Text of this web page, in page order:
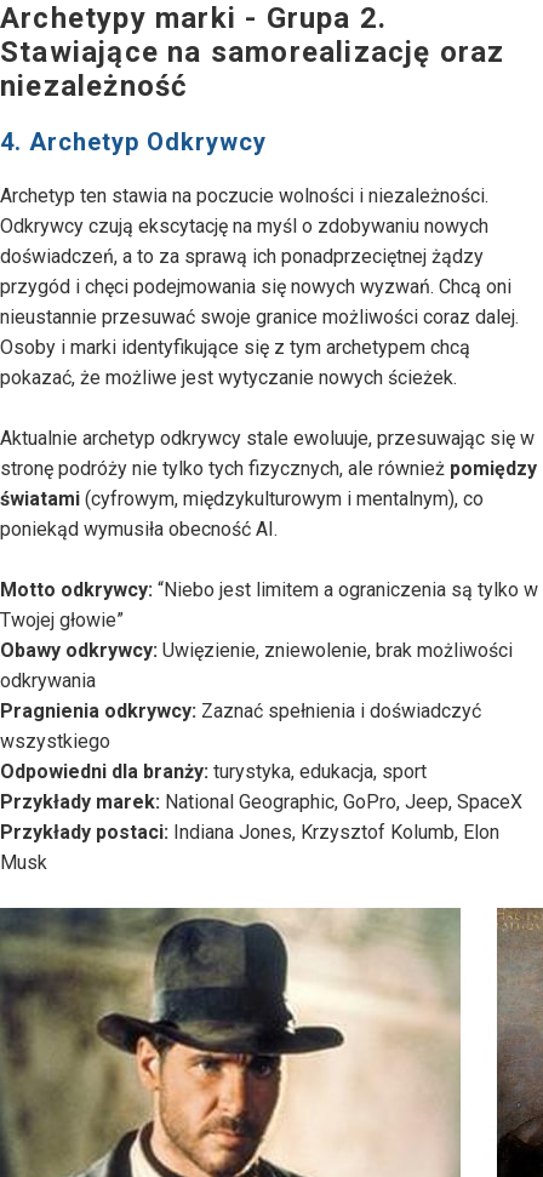
Archetypy marki - Grupa 2.
Stawiające na samorealizację oraz
niezależność
4. Archetyp Odkrywcy
Archetyp ten stawia na poczucie wolności i niezależności.
Odkrywcy czują ekscytację na myśl o zdobywaniu nowych
doświadczeń, a to za sprawą ich ponadprzeciętnej żądzy
przygód i chęci podejmowania się nowych wyzwań. Chcą oni
nieustannie przesuwać swoje granice możliwości coraz dalej.
Osoby i marki identyfikujące się z tym archetypem chcą
pokazać, że możliwe jest wytyczanie nowych ścieżek.
Aktualnie archetyp odkrywcy stale ewoluuje, przesuwając się w
stronę podróży nie tylko tych fizycznych, ale również pomiędzy
światami (cyfrowym, międzykulturowym i mentalnym), co
poniekąd wymusiła obecność AI.
Motto odkrywcy: “Niebo jest limitem a ograniczenia są tylko w
Twojej głowie”
Obawy odkrywcy: Uwięzienie, zniewolenie, brak możliwości
odkrywania
Pragnienia odkrywcy: Zaznać spełnienia i doświadczyć
wszystkiego
Odpowiedni dla branży: turystyka, edukacja, sport
Przykłady marek: National Geographic, GoPro, Jeep, SpaceX
Przykłady postaci: Indiana Jones, Krzysztof Kolumb, Elon
Musk